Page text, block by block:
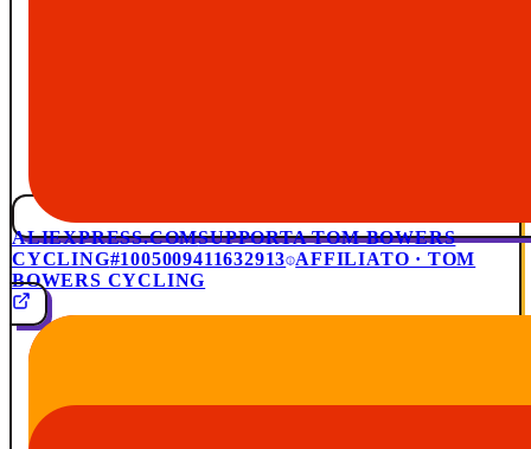
ALIEXPRESS.COMSUPPORTA TOM BOWERS
CYCLING#1005009411632913 AFFILIATO · TOM
BOWERS CYCLING